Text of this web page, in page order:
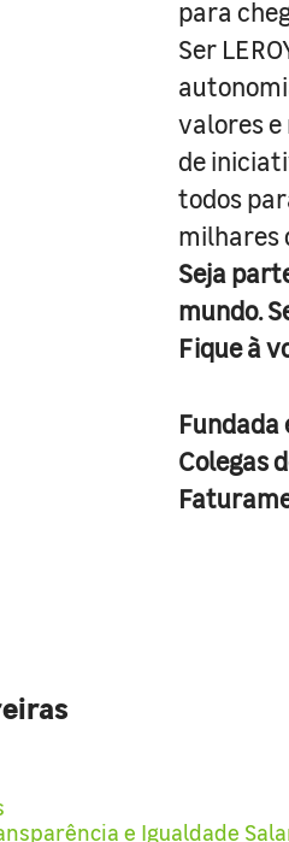
para
Ser
valores
de
todos
milhares
Seja
mundo.
Fique à
Fundada
Colegas
e Igualdade